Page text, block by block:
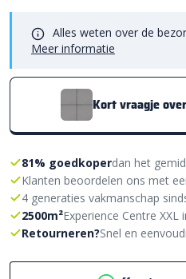
Alles weten over de
Meer informatie
Kort vraagje
81% goedkoperdan het
Klanten beoordelen ons met
4 generaties vakmanschap
2500m²Experience Centre XXL
Retourneren?Snel en